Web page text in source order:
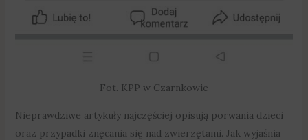
Fot. KPP w Czarnkowie
Nieprawdziwe artykuły najczęściej opisują porwania dzieci
oraz przypadki znęcania się nad zwierzętami. Jak wyjaśnia